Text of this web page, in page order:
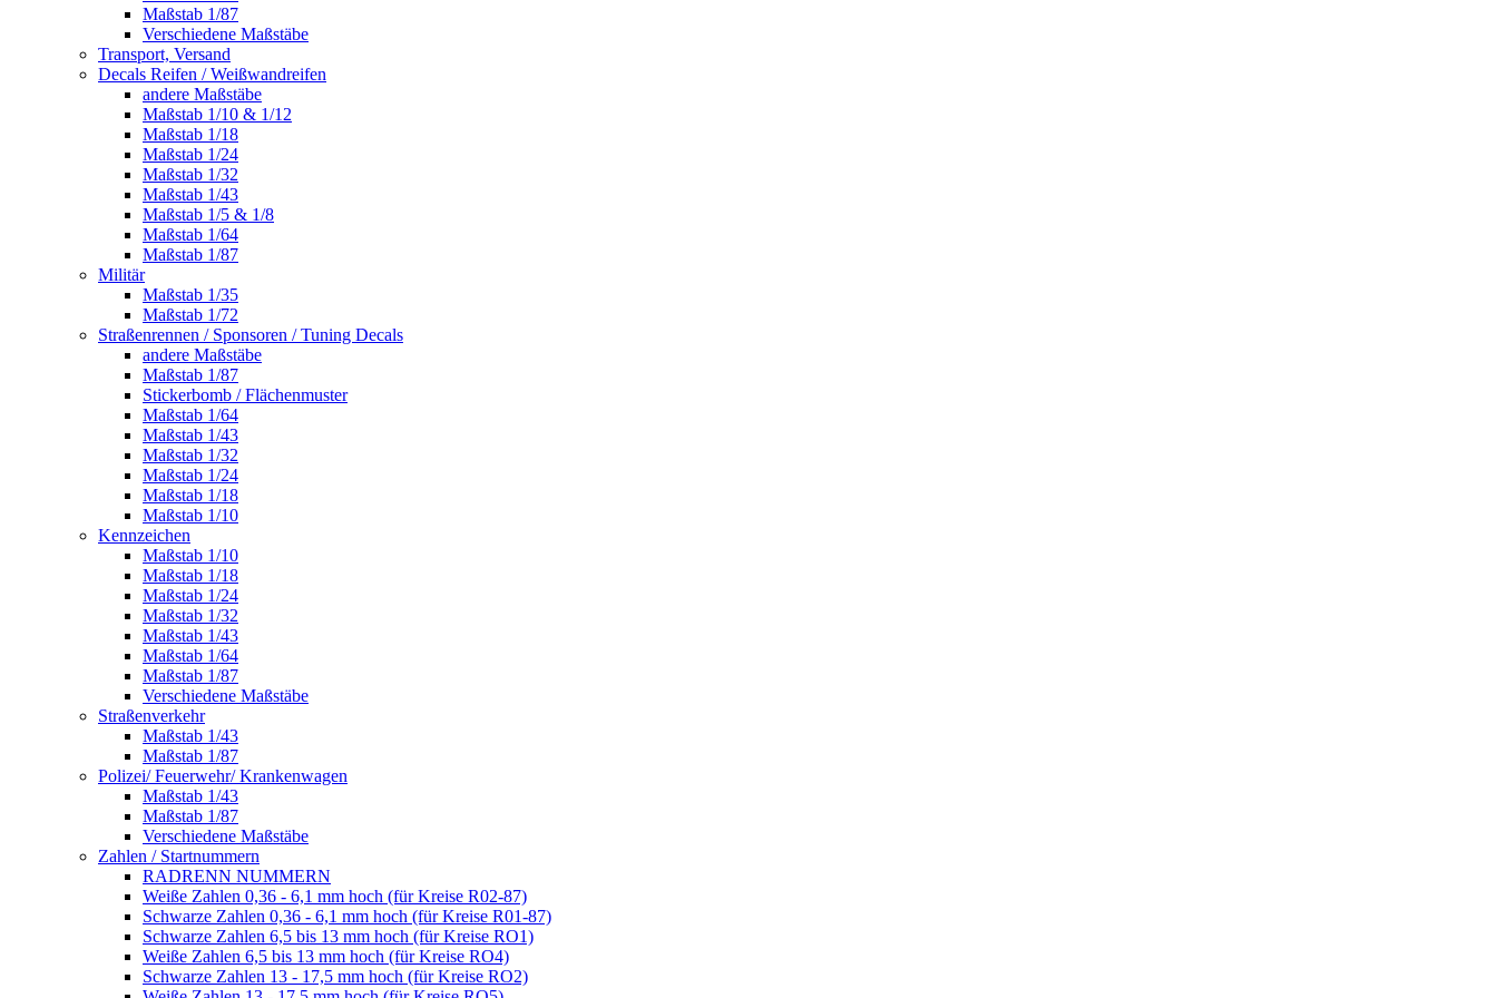
Maßstab 1/87
Verschiedene Maßstäbe
Transport, Versand
Decals Reifen / Weißwandreifen
andere Maßstäbe
Maßstab 1/10 & 1/12
Maßstab 1/18
Maßstab 1/24
Maßstab 1/32
Maßstab 1/43
Maßstab 1/5 & 1/8
Maßstab 1/64
Maßstab 1/87
Militär
Maßstab 1/35
Maßstab 1/72
Straßenrennen / Sponsoren / Tuning Decals
andere Maßstäbe
Maßstab 1/87
Stickerbomb / Flächenmuster
Maßstab 1/64
Maßstab 1/43
Maßstab 1/32
Maßstab 1/24
Maßstab 1/18
Maßstab 1/10
Kennzeichen
Maßstab 1/10
Maßstab 1/18
Maßstab 1/24
Maßstab 1/32
Maßstab 1/43
Maßstab 1/64
Maßstab 1/87
Verschiedene Maßstäbe
Straßenverkehr
Maßstab 1/43
Maßstab 1/87
Polizei/ Feuerwehr/ Krankenwagen
Maßstab 1/43
Maßstab 1/87
Verschiedene Maßstäbe
Zahlen / Startnummern
RADRENN NUMMERN
Weiße Zahlen 0,36 - 6,1 mm hoch (für Kreise R02-87)
Schwarze Zahlen 0,36 - 6,1 mm hoch (für Kreise R01-87)
Schwarze Zahlen 6,5 bis 13 mm hoch (für Kreise RO1)
Weiße Zahlen 6,5 bis 13 mm hoch (für Kreise RO4)
Schwarze Zahlen 13 - 17,5 mm hoch (für Kreise RO2)